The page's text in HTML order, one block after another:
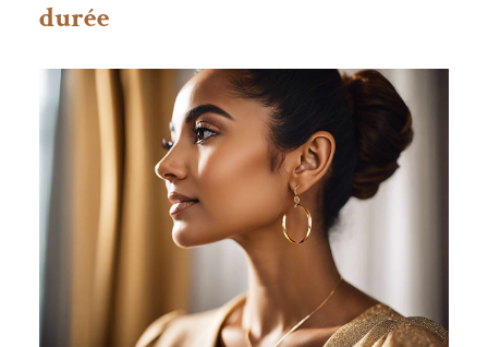
Nos boucles d'oreilles en or présentent un design
Conviennent pour un usage quotidien et toute
occasion spéciale. Les grandes créoles sont un
incontournable de chaque collection de bijoux
féminins. Cadeau idéal : Ces boucles d'oreilles
créoles en or pour femmes peuvent être offertes à
tout moment comme cadeau pour les mères,
sœurs, amoureuses et amies. C'est le choix idéal
pour lui offrir un cadeau à Noël, pour les
anniversaires, les cérémonies de remise des
diplômes, la fête des mères, la Saint-Valentin et
les anniversaires.
durée